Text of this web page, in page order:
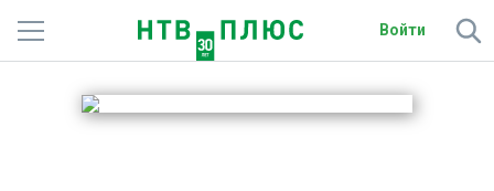
Войти
Телеканалы